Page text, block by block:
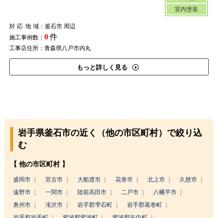
室内塗装
対応地域：釜石市 周辺
施工事例数： 0件
工事店住所：青森県八戸市内丸
もっと詳しく見る
岩手県釜石市の近く（他の市区町村）で絞り込
む
【 他の市区町村 】
盛岡市 宮古市 大船渡市 花巻市 北上市
久慈市
遠野市
一関市 陸前高田市 二戸市
八幡平市
奥州市
滝沢市 岩手郡雫石町
岩手郡葛巻町